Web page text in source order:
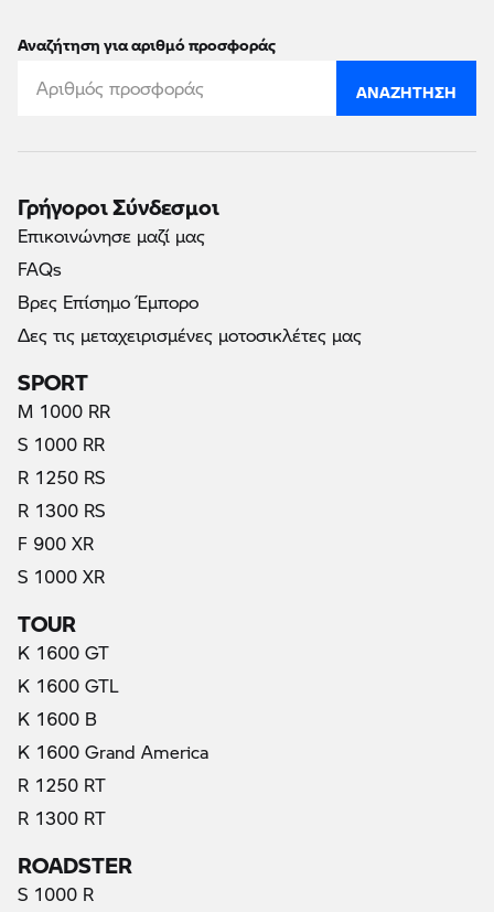
Αναζήτηση για αριθμό προσφοράς
ΑΝΑΖΉΤΗΣΗ
Γρήγοροι Σύνδεσμοι
Επικοινώνησε μαζί μας
FAQs
Βρες Επίσημο Έμπορο
Δες τις μεταχειρισμένες μοτοσικλέτες μας
SPORT
M 1000 RR
S 1000 RR
R 1250 RS
R 1300 RS
F 900 XR
S 1000 XR
TOUR
K 1600 GT
K 1600 GTL
K 1600 B
K 1600 Grand America
R 1250 RT
R 1300 RT
ROADSTER
S 1000 R